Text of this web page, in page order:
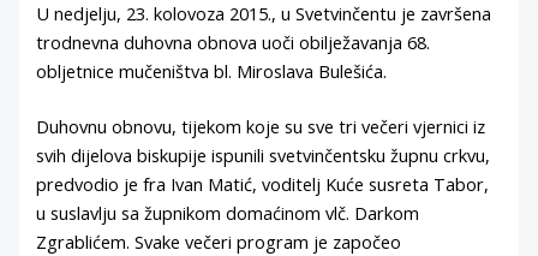
U nedjelju, 23. kolovoza 2015., u Svetvinčentu je završena
trodnevna duhovna obnova uoči obilježavanja 68.
obljetnice mučeništva bl. Miroslava Bulešića.
Duhovnu obnovu, tijekom koje su sve tri večeri vjernici iz
svih dijelova biskupije ispunili svetvinčentsku župnu crkvu,
predvodio je fra Ivan Matić, voditelj Kuće susreta Tabor,
u suslavlju sa župnikom domaćinom vlč. Darkom
Zgrablićem. Svake večeri program je započeo